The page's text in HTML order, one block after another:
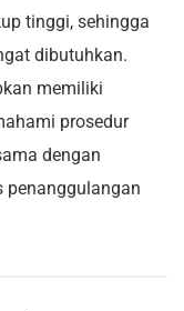
tinggi, sehingga
dibutuhkan.
memiliki
prosedur
dengan
penanggulangan